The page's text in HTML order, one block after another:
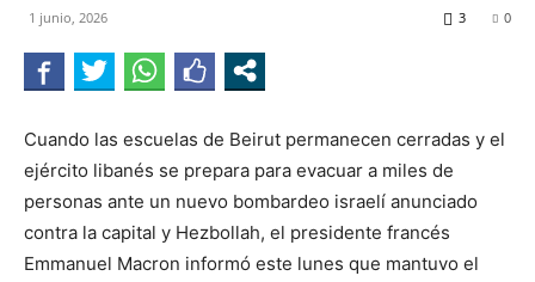
1 junio, 2026 0
3
Cuando las escuelas de Beirut permanecen cerradas y el
ejército libanés se prepara para evacuar a miles de
personas ante un nuevo bombardeo israelí anunciado
contra la capital y Hezbollah, el presidente francés
Emmanuel Macron informó este lunes que mantuvo el